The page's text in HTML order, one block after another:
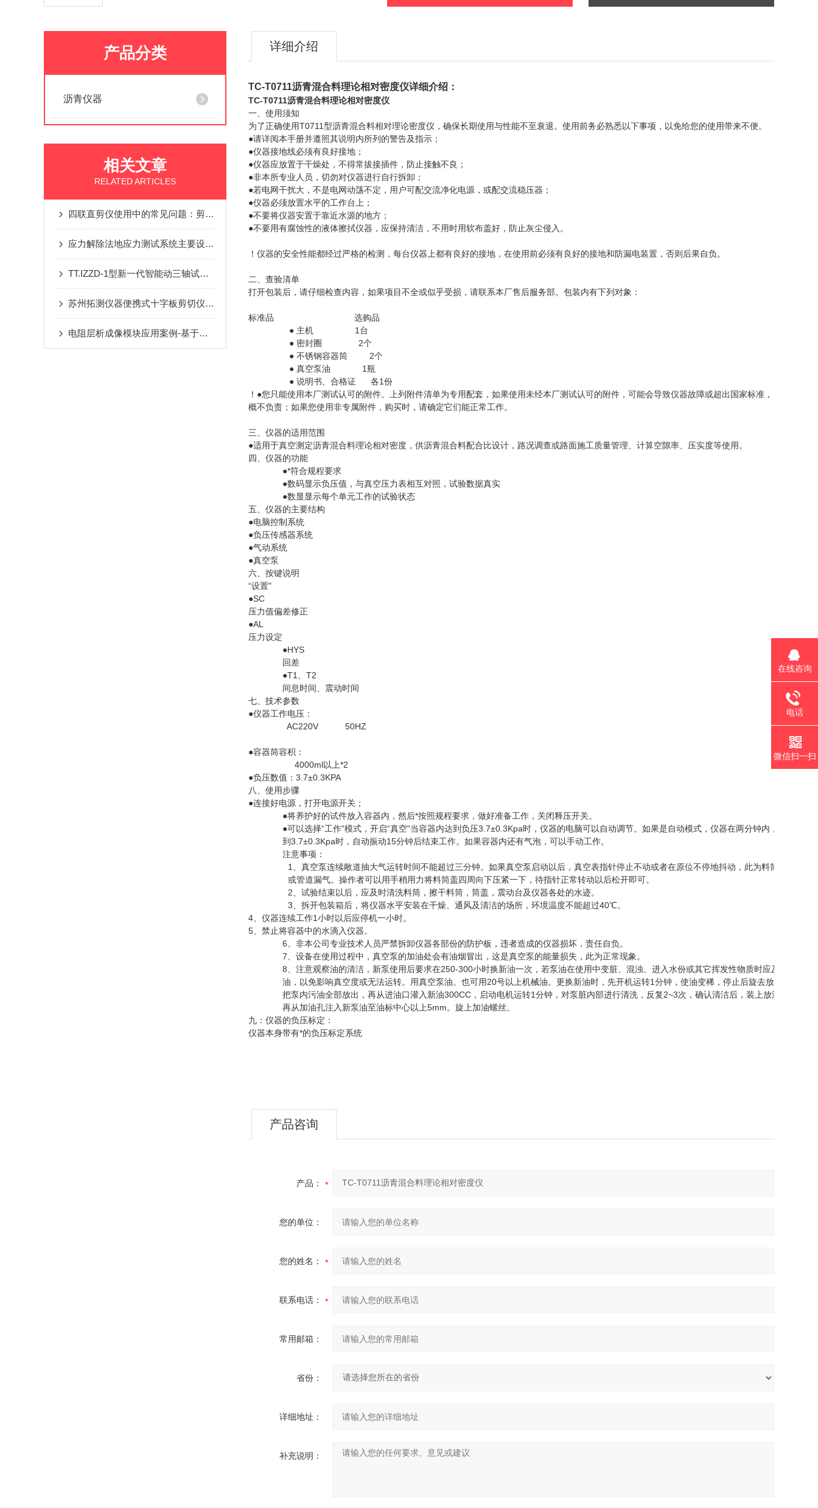
产品分类
沥青仪器
相关文章
RELATED ARTICLES
四联直剪仪使用中的常见问题：剪切盒变形、出力不均与校正
应力解除法地应力测试系统主要设备技术参数
TT.IZZD-1型新一代智能动三轴试验仪厂家
苏州拓测仪器便携式十字板剪切仪说明书
电阻层析成像模块应用案例-基于电阻率层析成像的三维旋喷灌注加固形态监测
详细介绍
TC-T0711沥青混合料理论相对密度仪详细介绍：
TC-T0711沥青混合料理论相对密度仪
一、使用须知
为了正确使用T0711型沥青混合料相对理论密度仪，确保长期使用与性能不至衰退。使用前务必熟悉以下事项，以免给您的使用带来不便。
●请详阅本手册并遵照其说明内所列的警告及指示；
●仪器接地线必须有良好接地；
●仪器应放置于干燥处，不得常拔接插件，防止接触不良；
●非本所专业人员，切勿对仪器进行自行拆卸；
●若电网干扰大，不是电网动荡不定，用户可配交流净化电源，或配交流稳压器；
●仪器必须放置水平的工作台上；
●不要将仪器安置于靠近水源的地方；
●不要用有腐蚀性的液体擦拭仪器，应保持清洁，不用时用软布盖好，防止灰尘侵入。
！仪器的安全性能都经过严格的检测，每台仪器上都有良好的接地，在使用前必须有良好的接地和防漏电装置，否则后果自负。
二、查验清单
打开包装后，请仔细检查内容，如果项目不全或似乎受损，请联系本厂售后服务部。包装内有下列对象：
标准品 选购品
● 主机 1台
● 密封圈 2个
● 不锈钢容器筒 2个
● 真空泵油 1瓶
● 说明书、合格证 各1份
！●您只能使用本厂测试认可的附件。上列附件清单为专用配套，如果使用未经本厂测试认可的附件，可能会导致仪器故障或超出国家标准，
概不负责；如果您使用非专属附件，购买时，请确定它们能正常工作。
三、仪器的适用范围
●适用于真空测定沥青混合料理论相对密度，供沥青混合料配合比设计，路况调查或路面施工质量管理、计算空隙率、压实度等使用。
四、仪器的功能
●*符合规程要求
●数码显示负压值，与真空压力表相互对照，试验数据真实
●数显显示每个单元工作的试验状态
五、仪器的主要结构
●电脑控制系统
●负压传感器系统
●气动系统
●真空泵
六、按键说明
“设置"
●SC
压力值偏差修正
●AL
压力设定
●HYS
回差
●T1、T2
间息时间、震动时间
七、技术参数
●仪器工作电压：
AC220V 50HZ
●容器筒容积：
4000ml以上*2
●负压数值：3.7±0.3KPA
八、使用步骤
●连接好电源，打开电源开关；
●将养护好的试件放入容器内，然后*按照规程要求，做好准备工作，关闭释压开关。
●可以选择“工作"模式，开启“真空"当容器内达到负压3.7±0.3Kpa时，仪器的电脑可以自动调节。如果是自动模式，仪器在两分钟内，负压达
到3.7±0.3Kpa时，自动振动15分钟后结束工作。如果容器内还有气泡，可以手动工作。
注意事项：
1、真空泵连续敞道抽大气运转时间不能超过三分钟。如果真空泵启动以后，真空表指针停止不动或者在原位不停地抖动，此为料筒密封不严
或管道漏气。操作者可以用手稍用力将料筒盖四周向下压紧一下，待指针正常转动以后松开即可。
2、试验结束以后，应及时清洗料筒，擦干料筒，筒盖，震动台及仪器各处的水迹。
3、拆开包装箱后，将仪器水平安装在干燥、通风及清洁的场所，环境温度不能超过40℃。
4、仪器连续工作1小时以后应停机一小时。
5、禁止将容器中的水滴入仪器。
6、非本公司专业技术人员严禁拆卸仪器各部份的防护板，违者造成的仪器损坏，责任自负。
7、设备在使用过程中，真空泵的加油处会有油烟冒出，这是真空泵的能量损失，此为正常现象。
8
注意观察油的清洁，新泵使用后要求在250-300小时换新油一次，若泵油在使用中变脏、混浊、进入水份或其它挥发性物质时应及时换新
油，以免影响真空度或无法运转。用真空泵油。也可用20号以上机械油。更换新油时，先开机运转1分钟，使油变稀，停止后旋去放油螺丝，
把泵内污油全部放出，再从进油口灌入新油300CC ，启动电机运转1分钟，对泵脏内部进行清洗，反复2~3次，确认清洁后，装上放油螺丝，
再从加油孔注入新泵油至油标中心以上5mm。旋上加油螺丝。
九：仪器的负压标定：
仪器本身带有*的负压标定系统
产品咨询
产品：
您的单位：
您的姓名：
联系电话：
常用邮箱：
省份：
详细地址：
补充说明：
在线咨询
电话
微信扫一扫